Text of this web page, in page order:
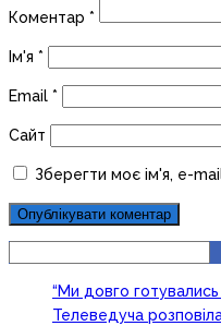
Коментар *
Ім'я *
Email *
Сайт
Зберегти моє ім'я, e-
“Ми довго
Телеведуча